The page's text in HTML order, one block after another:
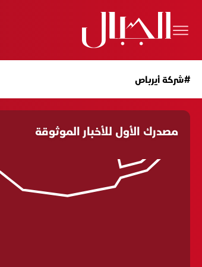
#شركة أيرباص
مصدرك الأول للأخبار الموثوقة